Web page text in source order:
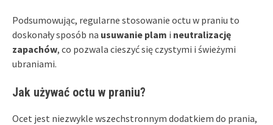
Podsumowując, regularne stosowanie octu w praniu to
doskonały sposób na usuwanie plam i neutralizację
zapachów, co pozwala cieszyć się czystymi i świeżymi
ubraniami.
Jak używać octu w praniu?
Ocet jest niezwykle wszechstronnym dodatkiem do prania,